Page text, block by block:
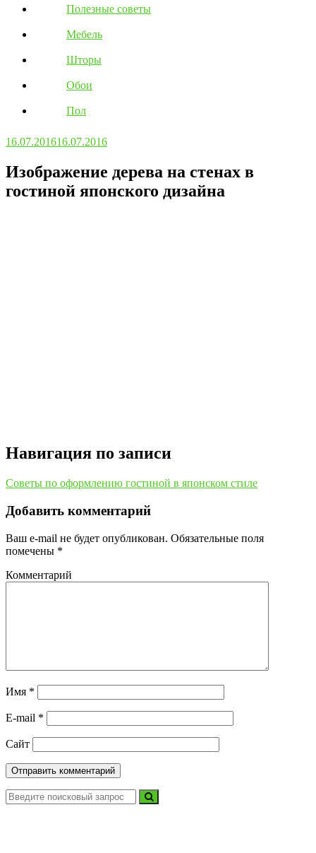
Полезные советы
Мебель
Шторы
Обои
Пол
16.07.201616.07.2016
Изображение дерева на стенах в
гостиной японского дизайна
Навигация по записи
Советы по оформлению гостиной в японском стиле
Добавить комментарий
Ваш e-mail не будет опубликован. Обязательные поля
помечены *
Комментарий
Имя *
E-mail *
Сайт